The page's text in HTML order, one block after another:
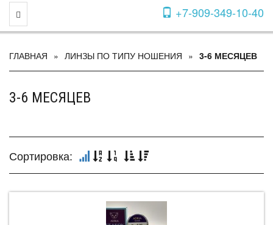
+7-909-349-10-40
Toggle Navigation
ГЛАВНАЯ ЛИНЗЫ ПО ТИПУ НОШЕНИЯ 3-6 МЕСЯЦЕВ
3-6 МЕСЯЦЕВ
Сортировка: